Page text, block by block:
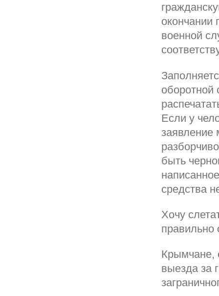
окончании
военной
оборотной
Если у
заявление
быть
средства
Хочу
правильно
Крымчане,
выезда за